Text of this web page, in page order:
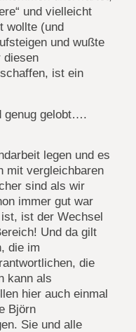
und vielleicht
wollte (und
und wußte
diesen
ist ein
genug gelobt….
legen und es
mit vergleichbaren
sind als wir
immer gut war
ist der Wechsel
Und da gilt
die im
die
kann als
hier auch einmal
Björn
Sie und alle